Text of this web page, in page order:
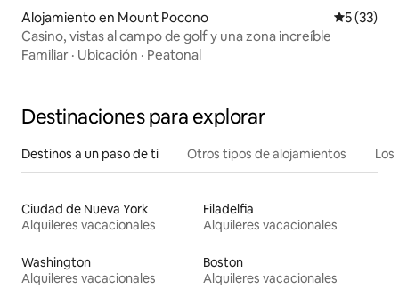
Alojamiento en Mount Pocono
5 (33)
Casino, vistas al campo de golf y una zona increíble
Familiar · Ubicación · Peatonal
Destinaciones para explorar
Destinos a un paso de ti Otros tipos de alojamientos
Ciudad de Nueva York
Alquileres vacacionales
Filadelfia
Alquileres vacacionales
Washington
Alquileres vacacionales
Boston
Alquileres vacacionales